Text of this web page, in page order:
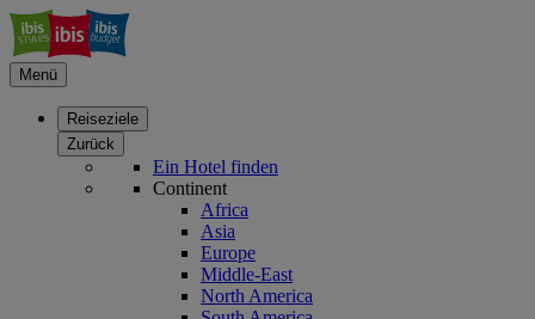
Menü
Reiseziele
Zurück
Ein Hotel finden
Continent
Africa
Asia
Europe
Middle-East
North America